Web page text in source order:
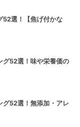
52選！【焦げ付かな
グ52選！味や栄養価の
グ52選！無添加・アレ